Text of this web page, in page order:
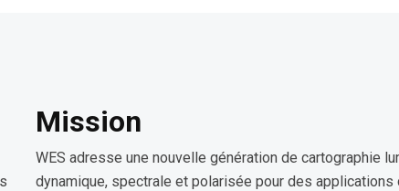
Mission
WES adresse une nouvelle génération de cartographie
dynamique, spectrale et polarisée pour des applications